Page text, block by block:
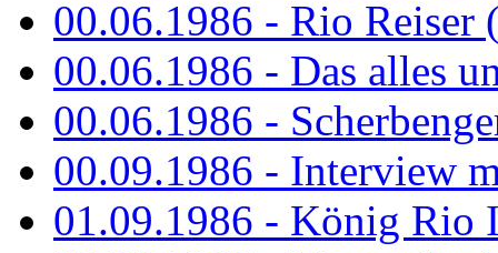
00.06.1986 - Rio Reiser
00.06.1986 - Das alles
00.06.1986 -
00.09.1986 - Interview
01.09.1986 - König Rio